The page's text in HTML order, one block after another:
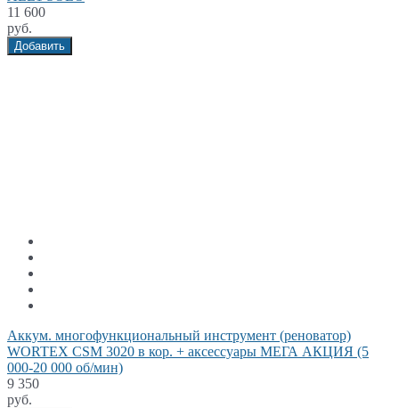
11 600
руб.
Добавить
Аккум. многофункциональный инструмент (реноватор)
WORTEX СSM 3020 в кор. + аксессуары МЕГА АКЦИЯ (5
000-20 000 об/мин)
9 350
руб.